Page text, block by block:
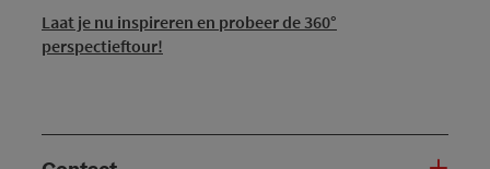
Laat je nu inspireren en probeer de 360°
perspectieftour!